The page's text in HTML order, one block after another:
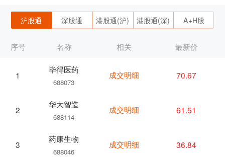
沪股通 深股通 港股通(沪) 港股通(深) A+H股
序号 名称
1
毕得医药
688073
2
华大智造
688114
3
药康生物
688046
相关 最新价
成交明细 70.67
成交明细 61.51
成交明细 36.84